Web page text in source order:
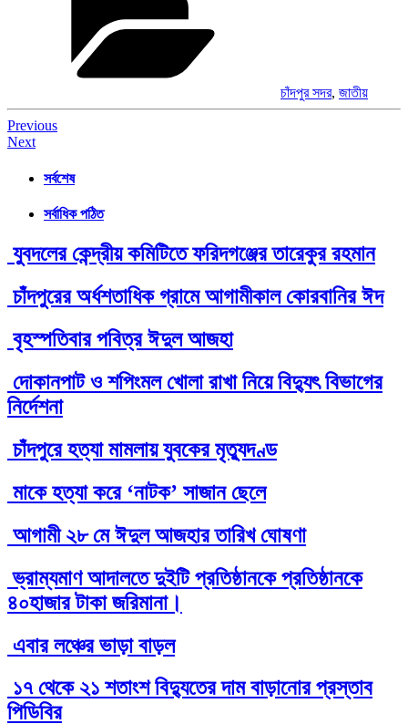
চাঁদপুর সদর, জাতীয়
Post
navigation
Previous
Next
সর্বশেষ
সর্বাধিক পঠিত
যুবদলের কেন্দ্রীয় কমিটিতে ফরিদগঞ্জের তারেকুর রহমান
চাঁদপুরের অর্ধশতাধিক গ্রামে আগামীকাল কোরবানির ঈদ
বৃহস্পতিবার পবিত্র ঈদুল আজহা
দোকানপাট ও শপিংমল খোলা রাখা নিয়ে বিদ্যুৎ বিভাগের
নির্দেশনা
চাঁদপুরে হত্যা মামলায় যুবকের মৃত্যুদণ্ড
মাকে হত্যা করে ‘নাটক’ সাজান ছেলে
আগামী ২৮ মে ঈদুল আজহার তারিখ ঘোষণা
ভ্রাম্যমাণ আদালতে দুইটি প্রতিষ্ঠানকে প্রতিষ্ঠানকে
৪০হাজার টাকা জরিমানা।
এবার লঞ্চের ভাড়া বাড়ল
১৭ থেকে ২১ শতাংশ বিদ্যুতের দাম বাড়ানোর প্রস্তাব
পিডিবির